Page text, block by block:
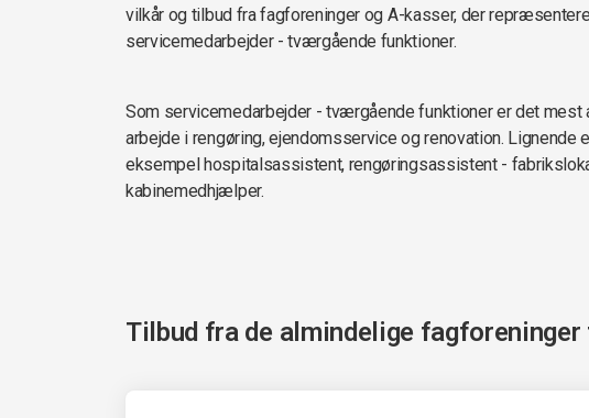
vilkår og tilbud fra fagforeninger og A-kasser, der
servicemedarbejder - tværgående funktioner.
Som servicemedarbejder - tværgående funktioner er det mest
arbejde i rengøring, ejendomsservice og renovation. Lignende
eksempel hospitalsassistent, rengøringsassistent -
kabinemedhjælper.
Tilbud fra de almindelige